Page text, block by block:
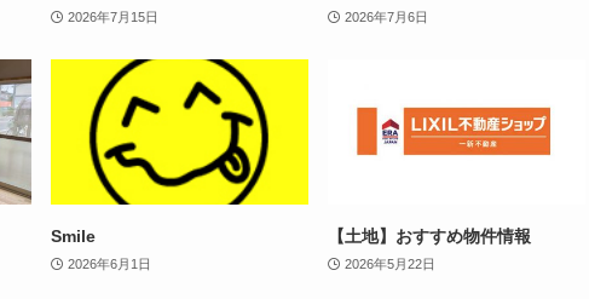
2026年7月15日 2026年7月6日
Smile
2026年6月1日
【土地】おすすめ物件情報
2026年5月22日